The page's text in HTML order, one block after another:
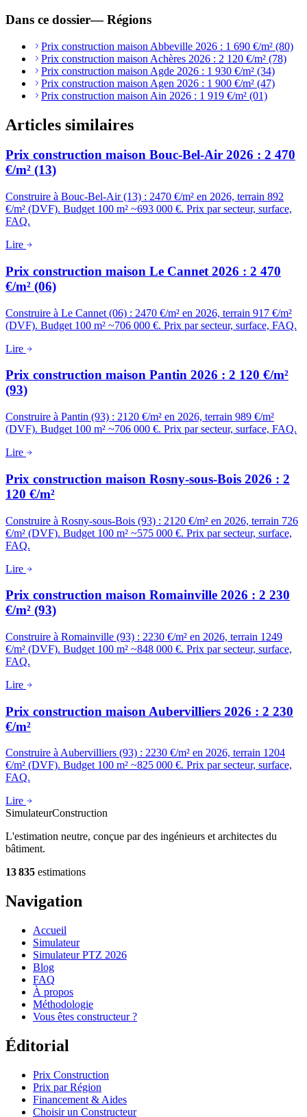
Dans ce dossier—Régions
Prix construction maison Abbeville 2026 : 1 690 €/m² (80)
Prix construction maison Achères 2026 : 2 120 €/m² (78)
Prix construction maison Agde 2026 : 1 930 €/m² (34)
Prix construction maison Agen 2026 : 1 900 €/m² (47)
Prix construction maison Ain 2026 : 1 919 €/m² (01)
Articles similaires
Prix construction maison Bouc-Bel-Air 2026 : 2 470
€/m² (13)
Construire à Bouc-Bel-Air (13) : 2470 €/m² en 2026, terrain 892
€/m² (DVF). Budget 100 m² ~693 000 €. Prix par secteur, surface,
FAQ.
Lire
Prix construction maison Le Cannet 2026 : 2 470
€/m² (06)
Construire à Le Cannet (06) : 2470 €/m² en 2026, terrain 917 €/m²
(DVF). Budget 100 m² ~706 000 €. Prix par secteur, surface, FAQ.
Lire
Prix construction maison Pantin 2026 : 2 120 €/m²
(93)
Construire à Pantin (93) : 2120 €/m² en 2026, terrain 989 €/m²
(DVF). Budget 100 m² ~706 000 €. Prix par secteur, surface, FAQ.
Lire
Prix construction maison Rosny-sous-Bois 2026 : 2
120 €/m²
Construire à Rosny-sous-Bois (93) : 2120 €/m² en 2026, terrain 726
€/m² (DVF). Budget 100 m² ~575 000 €. Prix par secteur, surface,
FAQ.
Lire
Prix construction maison Romainville 2026 : 2 230
€/m² (93)
Construire à Romainville (93) : 2230 €/m² en 2026, terrain 1249
€/m² (DVF). Budget 100 m² ~848 000 €. Prix par secteur, surface,
FAQ.
Lire
Prix construction maison Aubervilliers 2026 : 2 230
€/m²
Construire à Aubervilliers (93) : 2230 €/m² en 2026, terrain 1204
€/m² (DVF). Budget 100 m² ~825 000 €. Prix par secteur, surface,
FAQ.
Lire
SimulateurConstruction
L'estimation neutre, conçue par des ingénieurs et architectes du
bâtiment.
13 835 estimations
Navigation
Accueil
Simulateur
Simulateur PTZ 2026
Blog
FAQ
À propos
Méthodologie
Vous êtes constructeur ?
Éditorial
Prix Construction
Prix par Région
Financement & Aides
Choisir un Constructeur